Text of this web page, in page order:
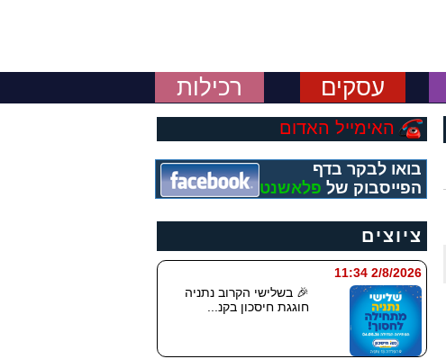
עסקים רכילות
האימייל האדום
בואו לבקר בדף
הפייסבוק של פלאשנט
ציוצים
2/8/2026 11:34
🎉 בשלישי הקרוב נתניה
חוגגת חיסכון בקנ...